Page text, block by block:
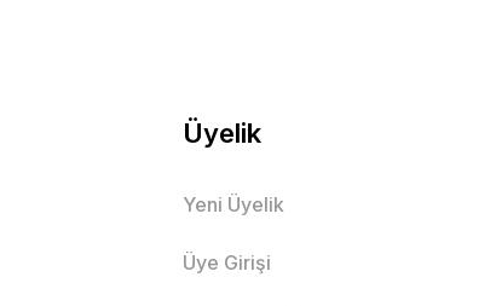
Üyelik
Yeni Üyelik
Üye Girişi